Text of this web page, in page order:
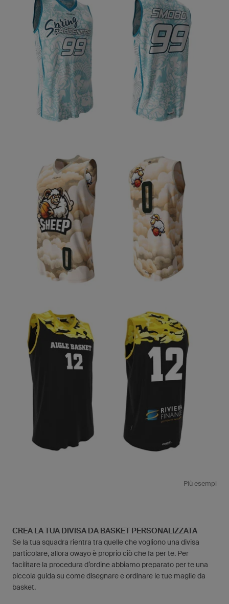
Più esempi
CREA LA TUA DIVISA DA BASKET PERSONALIZZATA
Se la tua squadra rientra tra quelle che vogliono una divisa
particolare, allora owayo è proprio ciò che fa per te. Per
facilitare la procedura d’ordine abbiamo preparato per te una
piccola guida su come disegnare e ordinare le tue maglie da
basket.